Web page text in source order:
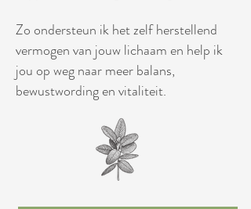
Zo ondersteun ik het zelf herstellend
vermogen van jouw lichaam en help ik
jou op weg naar meer balans,
bewustwording en vitaliteit.